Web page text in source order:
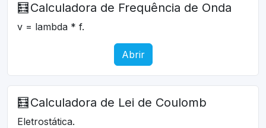
🧮 Calculadora de Frequência de Onda
v = lambda * f.
Abrir
🧮 Calculadora de Lei de Coulomb
Eletrostática.